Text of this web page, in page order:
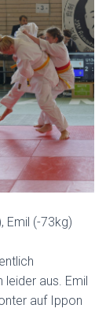
Emil (-73kg)
leider aus. Emil
auf Ippon